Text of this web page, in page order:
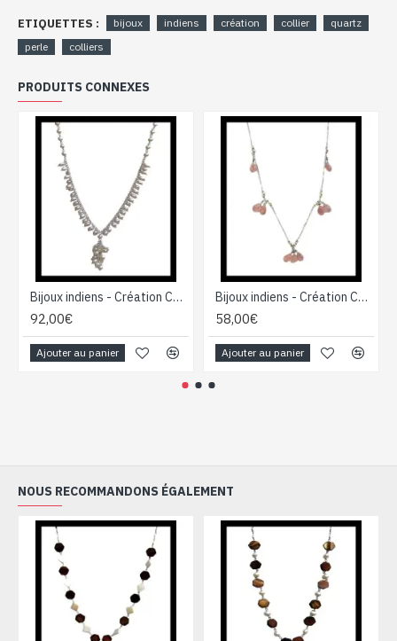
ETIQUETTES : bijoux indiens création collier
quartz
perle
colliers
PRODUITS CONNEXES
Bijoux indiens - Création Collier Perles
92,00€
Ajouter au panier
Bijoux indiens - Création Collier Quartz
58,00€
Ajouter au panier
NOUS RECOMMANDONS ÉGALEMENT